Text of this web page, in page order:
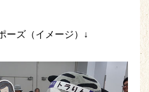
ーズ（イメージ）↓